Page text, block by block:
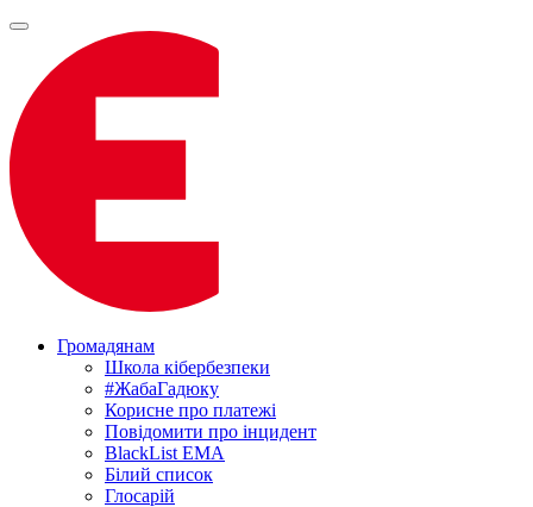
Громадянам
Школа кібербезпеки
#ЖабаГадюку
Корисне про платежі
Повідомити про інцидент
BlackList EMA
Білий список
Глосарій